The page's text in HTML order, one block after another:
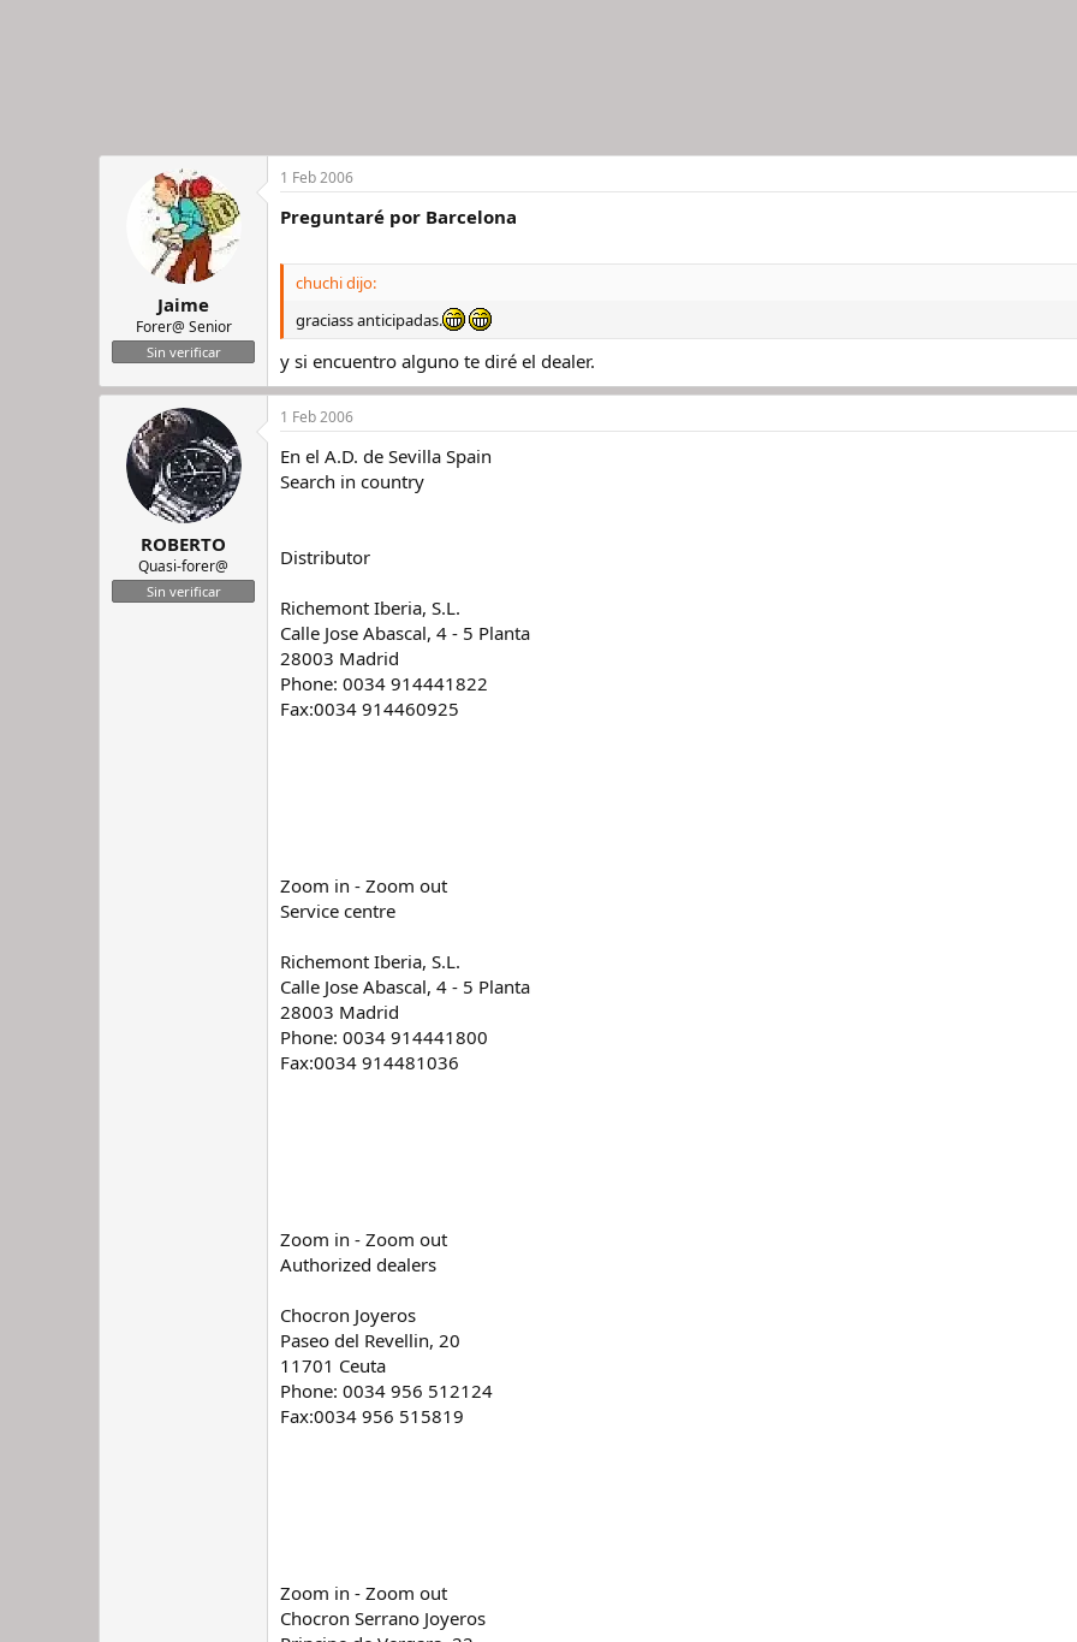
Jaime
Forer@ Senior
Sin verificar
1 Feb 2006
Preguntaré por Barcelona
chuchi dijo:
graciass anticipadas.
y si encuentro alguno te diré el dealer.
ROBERTO
Quasi-forer@
Sin verificar
1 Feb 2006
En el A.D. de Sevilla Spain
Search in country
Distributor
Richemont Iberia, S.L.
Calle Jose Abascal, 4 - 5 Planta
28003 Madrid
Phone: 0034 914441822
Fax:0034 914460925
Zoom in - Zoom out
Service centre
Richemont Iberia, S.L.
Calle Jose Abascal, 4 - 5 Planta
28003 Madrid
Phone: 0034 914441800
Fax:0034 914481036
Zoom in - Zoom out
Authorized dealers
Chocron Joyeros
Paseo del Revellin, 20
11701 Ceuta
Phone: 0034 956 512124
Fax:0034 956 515819
Zoom in - Zoom out
Chocron Serrano Joyeros